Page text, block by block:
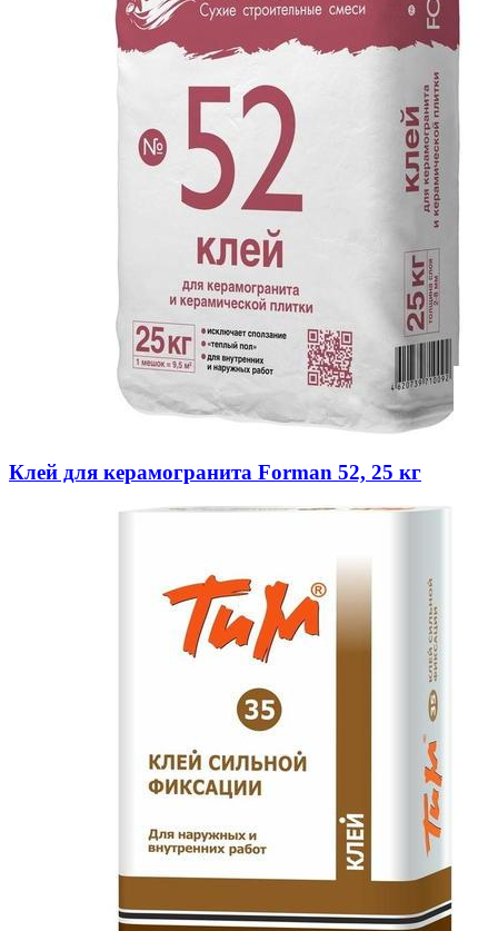
Клей для керамогранита Forman 52, 25 кг